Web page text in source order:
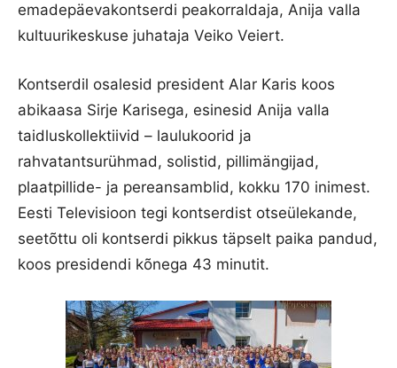
emadepäevakontserdi peakorraldaja, Anija valla
kultuurikeskuse juhataja Veiko Veiert.
Kontserdil osalesid president Alar Karis koos
abikaasa Sirje Karisega, esinesid Anija valla
taidluskollektiivid – laulukoorid ja
rahvatantsurühmad, solistid, pillimängijad,
plaatpillide- ja pereansamblid, kokku 170 inimest.
Eesti Televisioon tegi kontserdist otseülekande,
seetõttu oli kontserdi pikkus täpselt paika pandud,
koos presidendi kõnega 43 minutit.